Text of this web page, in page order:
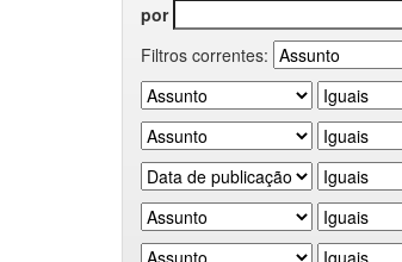
por
Filtros correntes: